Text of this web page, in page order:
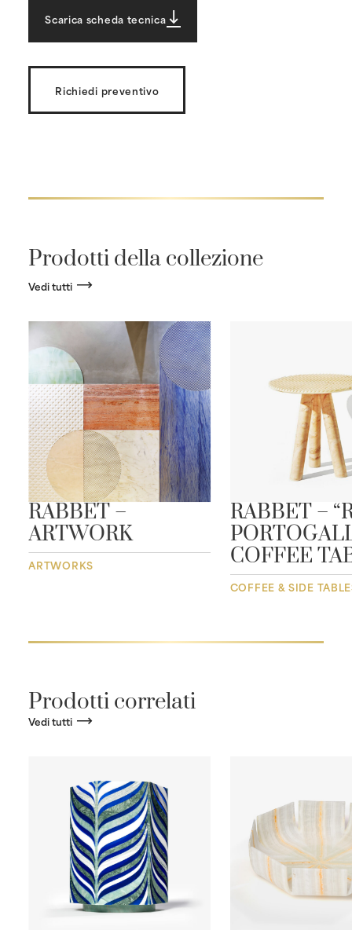
Scarica scheda tecnica
Richiedi preventivo
Prodotti della collezione
Vedi tutti
RABBET –
ARTWORK
ARTWORKS
RABBET –
COFFEE
COFFEE & SIDE
Prodotti correlati
Vedi tutti